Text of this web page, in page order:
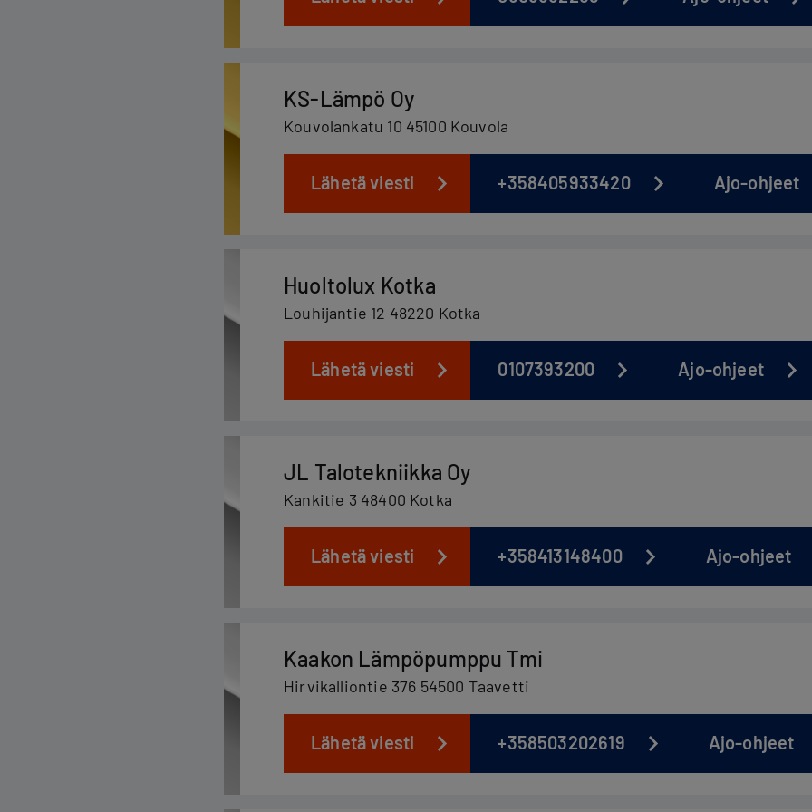
KS-Lämpö Oy
Kouvolankatu 10 45100 Kouvola
Lähetä viesti +358405933420 Ajo-ohjeet
Huoltolux Kotka
Louhijantie 12 48220 Kotka
Lähetä viesti 0107393200 Ajo-ohjeet
JL Talotekniikka Oy
Kankitie 3 48400 Kotka
Lähetä viesti +358413148400 Ajo-ohjeet
Kaakon Lämpöpumppu Tmi
Hirvikalliontie 376 54500 Taavetti
Lähetä viesti +358503202619 Ajo-ohjeet